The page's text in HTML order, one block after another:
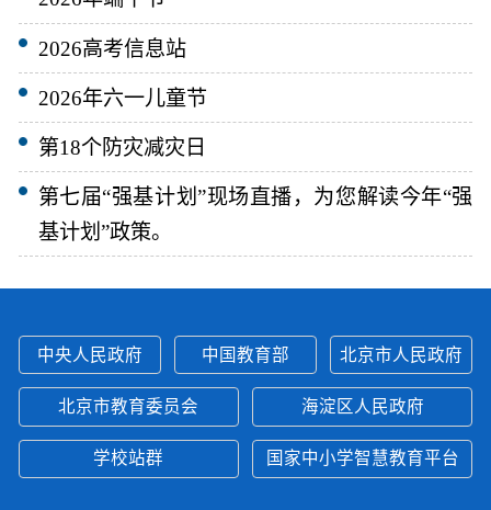
2026高考信息站
2026年六一儿童节
第18个防灾减灾日
第七届“强基计划”现场直播，为您解读今年“强
基计划”政策。
中央人民政府 中国教育部 北京市人民政府
北京市教育委员会 海淀区人民政府
学校站群 国家中小学智慧教育平台